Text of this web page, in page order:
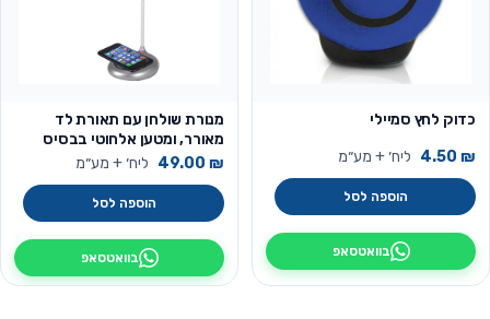
כדוק לחץ סמיילי
4.50 ₪ ליח׳ + מע״מ
הוספה לסל
בוואטסאפ
מנורת שולחן עם תאורת לד
מאורר, ומטען אלחוטי בבסיס
49.00 ₪ ליח׳ + מע״מ
הוספה לסל
בוואטסאפ